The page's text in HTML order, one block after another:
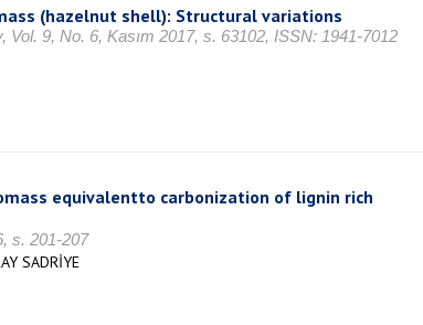
(hazelnut shell): Structural variations
9, No. 6, Kasım 2017, s. 63102, ISSN: 1941-7012
equivalentto carbonization of lignin rich
s. 201-207
SADRİYE